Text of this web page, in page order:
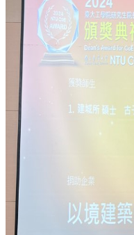
招
生
資
訊
課
程
資
訊
與
成
果
學
術